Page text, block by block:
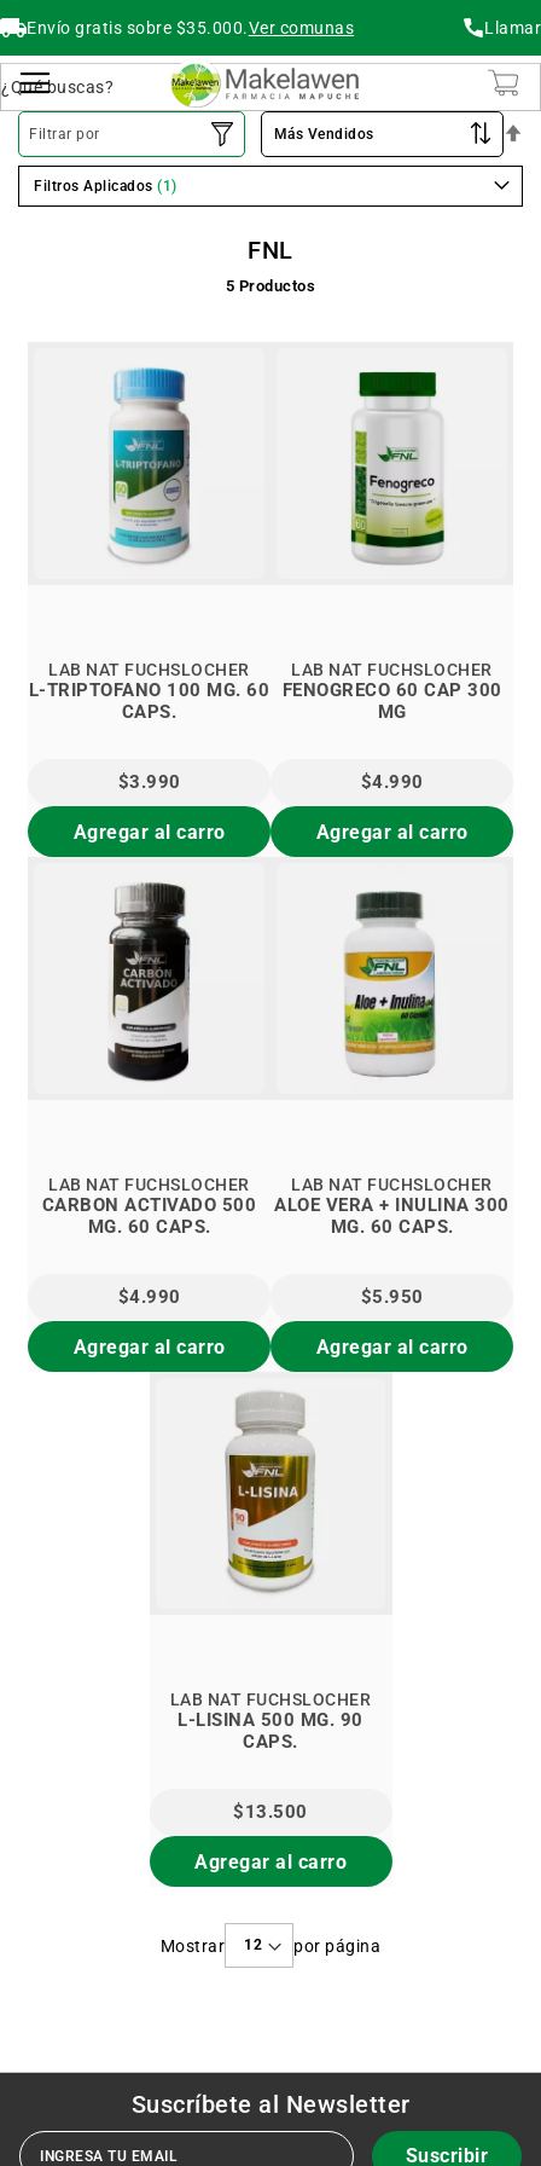
Envío gratis sobre $35.000.Ver comunas Llamar
FNL
5 Productos
L-TRIPTOFANO 100 MG. 60
CAPS.
LAB NAT FUCHSLOCHER
$3.990
Agregar al carro
FENOGRECO 60 CAP 300
MG
LAB NAT FUCHSLOCHER
$4.990
Agregar al carro
CARBON ACTIVADO 500
MG. 60 CAPS.
LAB NAT FUCHSLOCHER
$4.990
Agregar al carro
ALOE VERA + INULINA 300
MG. 60 CAPS.
LAB NAT FUCHSLOCHER
$5.950
Agregar al carro
L-LISINA 500 MG. 90
CAPS.
LAB NAT FUCHSLOCHER
$13.500
Agregar al carro
Mostrar por página
Filtrar por
Filtros Aplicados
Suscríbete al Newsletter
Suscribir